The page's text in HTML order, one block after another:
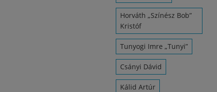
Horváth „Színész Bob”
Kristóf
Tunyogi Imre „Tunyi”
Csányi Dávid
Kálid Artúr